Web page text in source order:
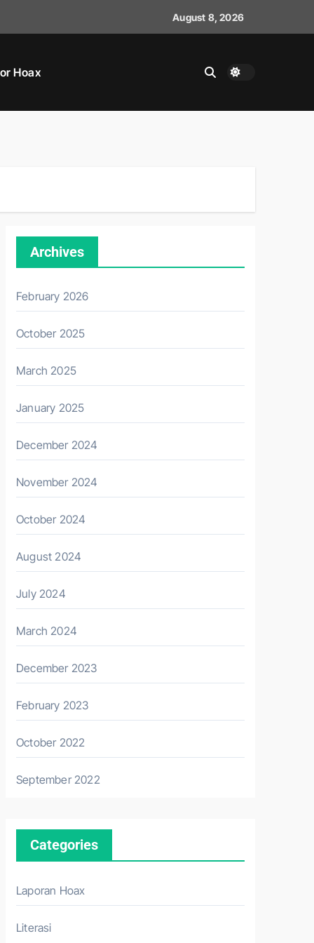
August 8, 2026
Hoax
Archives
February 2026
October 2025
March 2025
January 2025
December 2024
November 2024
October 2024
August 2024
July 2024
March 2024
December 2023
February 2023
October 2022
September 2022
Categories
Laporan Hoax
Literasi